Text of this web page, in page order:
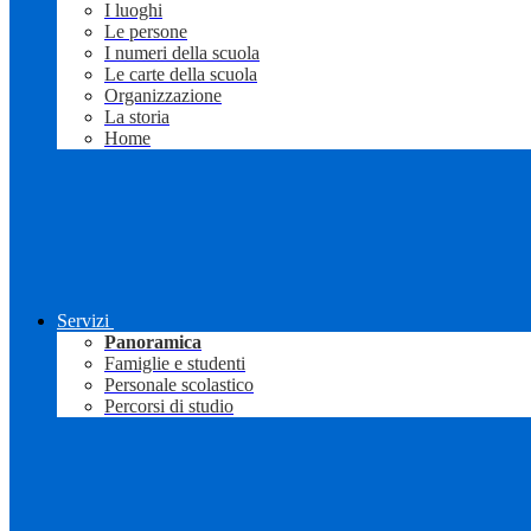
I luoghi
Le persone
I numeri della scuola
Le carte della scuola
Organizzazione
La storia
Home
Servizi
Panoramica
Famiglie e studenti
Personale scolastico
Percorsi di studio